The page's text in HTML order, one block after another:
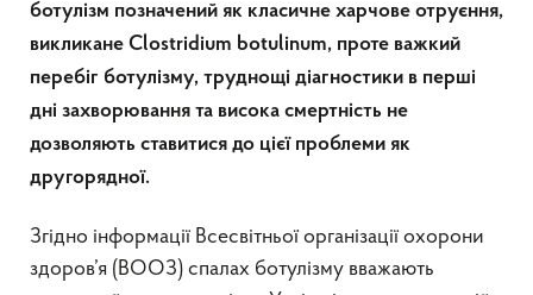
ботулізм позначений як класичне харчове отруєння,
викликане Clostridium botulinum, проте важкий
перебіг ботулізму, труднощі діагностики в перші
дні захворювання та висока смертність не
дозволяють ставитися до цієї проблеми як
другорядної.
Згідно інформації Всесвітньої організації охорони
здоров’я (ВООЗ) спалах ботулізму вважають